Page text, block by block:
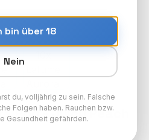
Pod - Juicy Peach
bin über 18
Nein
du, volljährig zu sein. Falsche
Folgen haben. Rauchen bzw.
Gesundheit gefährden.